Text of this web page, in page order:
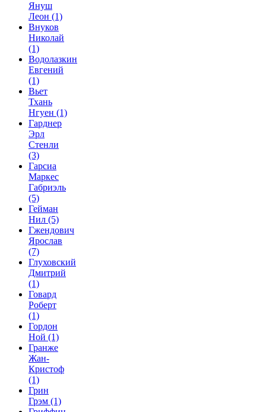
Януш
Леон (1)
Внуков
Николай
(1)
Водолазкин
Евгений
(1)
Вьет
Тхань
Нгуен (1)
Гарднер
Эрл
Стенли
(3)
Гарсиа
Маркес
Габриэль
(5)
Гейман
Нил (5)
Гжендович
Ярослав
(7)
Глуховский
Дмитрий
(1)
Говард
Роберт
(1)
Гордон
Ной (1)
Гранже
Жан-
Кристоф
(1)
Грин
Грэм (1)